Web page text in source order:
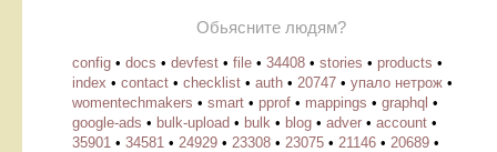
Обьясните людям?
config • docs • devfest • file • 34408 • stories • products •
index • contact • checklist • auth • 20747 • упало нетрож •
womentechmakers • smart • pprof • mappings • graphql •
google-ads • bulk-upload • bulk • blog • adver • account •
35901 • 34581 • 24929 • 23308 • 23075 • 21146 • 20689 •